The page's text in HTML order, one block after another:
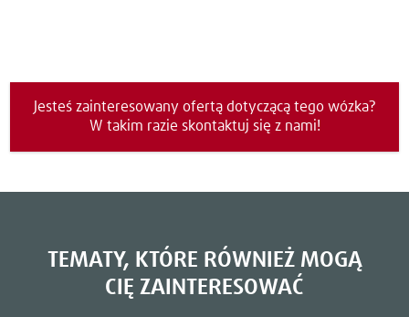
Jesteś zainteresowany ofertą dotyczącą tego wózka?
W takim razie skontaktuj się z nami!
TEMATY, KTÓRE RÓWNIEŻ MOGĄ
CIĘ ZAINTERESOWAĆ